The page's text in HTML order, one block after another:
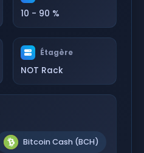
10 - 90 %
Étagère
NOT Rack
Bitcoin Cash (BCH)